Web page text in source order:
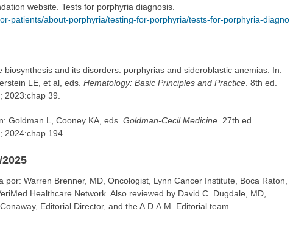
website. Tests for porphyria diagnosis.
patients/about-porphyria/testing-for-porphyria/tests-for-porphyria-diagno
biosynthesis and its disorders: porphyrias and sideroblastic anemias. In:
LE, et al, eds. Hematology: Basic Principles and Practice. 8th ed.
2023:chap 39.
Goldman L, Cooney KA, eds. Goldman-Cecil Medicine. 27th ed.
2024:chap 194.
por: Warren Brenner, MD, Oncologist, Lynn Cancer Institute, Boca Raton,
Healthcare Network. Also reviewed by David C. Dugdale, MD,
Editorial Director, and the A.D.A.M. Editorial team.